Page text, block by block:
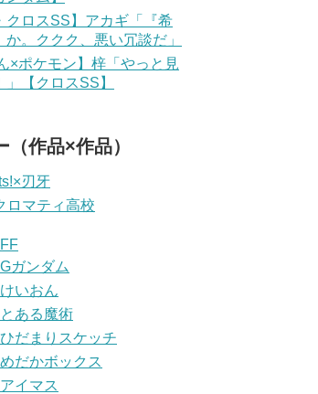
クロスSS】アカギ「『希
か。ククク、悪い冗談だ」
×ポケモン】梓「やっと見
【クロスSS】
（作品×作品）
刃牙
ロマティ高校
ガンダム
いおん
ある魔術
だまりスケッチ
だかボックス
イマス